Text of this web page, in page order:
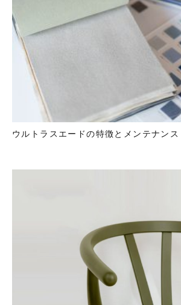
ウルトラスエードの特徴とメンテナン